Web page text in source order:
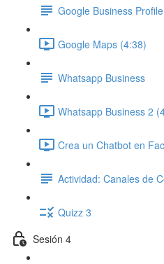
Google Business Profile
Google Maps (4:38)
Whatsapp Business
Whatsapp Business 2
Crea un Chatbot en
Actividad: Canales de
Quizz 3
Sesión 4